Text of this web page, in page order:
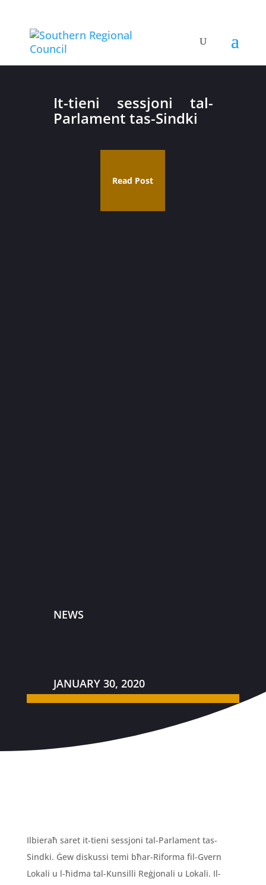
It-tieni sessjoni tal-
Parlament tas-Sindki
Read Post
NEWS
JANUARY 30, 2020
Ilbieraħ saret it-tieni sessjoni tal-Parlament tas-
Sindki. Ġew diskussi temi bħar-Riforma fil-Gvern
Lokali u l-ħidma tal-Kunsilli Reġjonali u Lokali. Il-